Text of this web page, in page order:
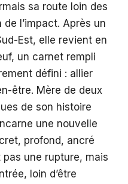
sa route loin des
l’impact. Après un
Est, elle revient en
un carnet rempli
défini : allier
être. Mère de deux
de son histoire
une nouvelle
profond, ancré
pas une rupture, mais
loin d’être